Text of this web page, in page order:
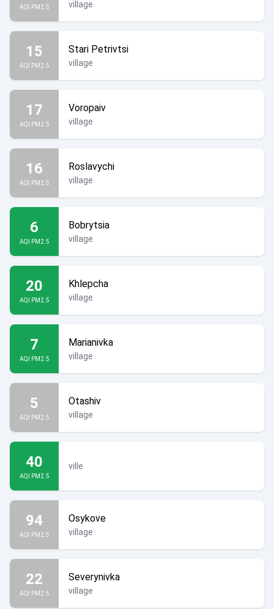
AQI PM2.5 village
15
AQI PM2.5
Stari Petrivtsi
village
17
AQI PM2.5
Voropaiv
village
16
AQI PM2.5
Roslavychi
village
6
AQI PM2.5
Bobrytsia
village
20
AQI PM2.5
Khlepcha
village
7
AQI PM2.5
Marianivka
village
5
AQI PM2.5
Otashiv
village
40
AQI PM2.5
ville
94
AQI PM2.5
Osykove
village
22
AQI PM2.5
Severynivka
village